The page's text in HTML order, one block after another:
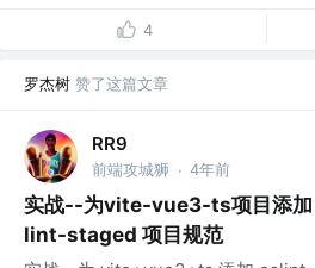
4
罗杰树 赞了这篇文章
RR9
前端攻城狮 · 4年前
实战--为vite-vue3-ts项目添
lint-staged 项目规范